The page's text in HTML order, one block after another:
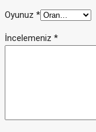
Oyunuz *
İncelemeniz *